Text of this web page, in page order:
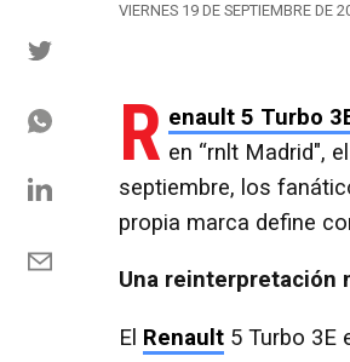
VIERNES 19 DE SEPTIEMBRE DE
R enault 5 Turbo
en “rnlt Madrid",
septiembre, los
propia marca define
Una reinterpretación
El Renault 5 Turbo 3E